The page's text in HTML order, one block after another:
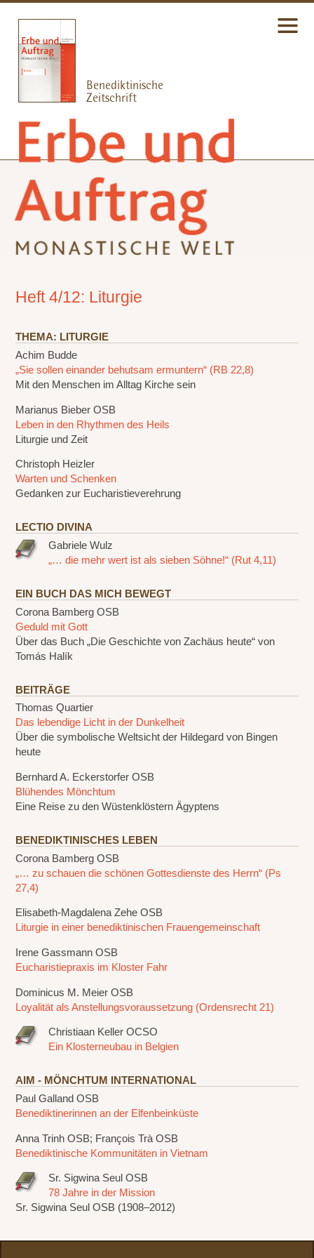
Heft 4/12: Liturgie
THEMA: LITURGIE
Achim Budde
„Sie sollen einander behutsam ermuntern“ (RB 22,8)
Mit den Menschen im Alltag Kirche sein
Marianus Bieber OSB
Leben in den Rhythmen des Heils
Liturgie und Zeit
Christoph Heizler
Warten und Schenken
Gedanken zur Eucharistieverehrung
LECTIO DIVINA
Gabriele Wulz
„… die mehr wert ist als sieben Söhne!“ (Rut 4,11)
EIN BUCH DAS MICH BEWEGT
Corona Bamberg OSB
Geduld mit Gott
Über das Buch „Die Geschichte von Zachäus heute“ von
Tomás Halík
BEITRÄGE
Thomas Quartier
Das lebendige Licht in der Dunkelheit
Über die symbolische Weltsicht der Hildegard von Bingen
heute
Bernhard A. Eckerstorfer OSB
Blühendes Mönchtum
Eine Reise zu den Wüstenklöstern Ägyptens
BENEDIKTINISCHES LEBEN
Corona Bamberg OSB
„… zu schauen die schönen Gottesdienste des Herrn“ (Ps
27,4)
Elisabeth-Magdalena Zehe OSB
Liturgie in einer benediktinischen Frauengemeinschaft
Irene Gassmann OSB
Eucharistiepraxis im Kloster Fahr
Dominicus M. Meier OSB
Loyalität als Anstellungsvoraussetzung (Ordensrecht 21)
Christiaan Keller OCSO
Ein Klosterneubau in Belgien
AIM - MÖNCHTUM INTERNATIONAL
Paul Galland OSB
Benediktinerinnen an der Elfenbeinküste
Anna Trinh OSB; François Trà OSB
Benediktinische Kommunitäten in Vietnam
Sr. Sigwina Seul OSB
78 Jahre in der Mission
Sr. Sigwina Seul OSB (1908–2012)